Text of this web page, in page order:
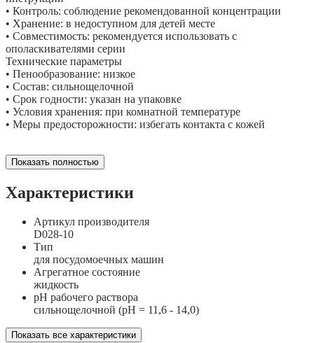
• Контроль: соблюдение рекомендованной концентрации
• Хранение: в недоступном для детей месте
• Совместимость: рекомендуется использовать с
ополаскивателями серии
Технические параметры
• Пенообразование: низкое
• Состав: сильнощелочной
• Срок годности: указан на упаковке
• Условия хранения: при комнатной температуре
• Меры предосторожности: избегать контакта с кожей
Показать полностью
Характеристики
Артикул производителя
D028-10
Тип
для посудомоечных машин
Агрегатное состояние
жидкость
рН рабочего раствора
сильнощелочной (рН = 11,6 - 14,0)
Показать все характеристики